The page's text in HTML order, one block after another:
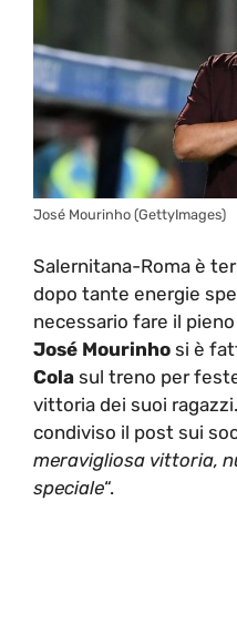
José Mourinho (GettyImages)
Salernitana-Roma è
dopo tante energie
necessario fare il
José Mourinho si è
Cola sul treno per
vittoria dei suoi
condiviso il post sui
meravigliosa vittoria,
speciale“.